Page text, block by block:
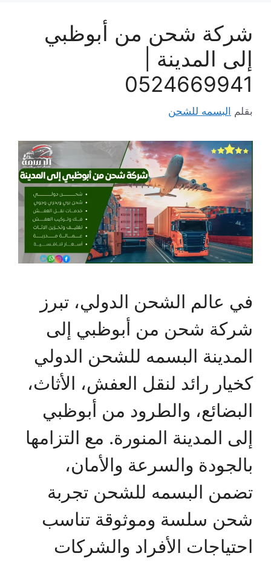
شركة شحن من أبوظبي
إلى المدينة |
0524669941
بقلم البسمه للشحن
في عالم الشحن الدولي، تبرز
شركة شحن من أبوظبي إلى
المدينة البسمه للشحن الدولي
كخيار رائد لنقل العفش، الأثاث،
البضائع، والطرود من أبوظبي
إلى المدينة المنورة. مع التزامها
بالجودة والسرعة والأمان،
تضمن البسمه للشحن تجربة
شحن سلسة وموثوقة تناسب
احتياجات الأفراد والشركات